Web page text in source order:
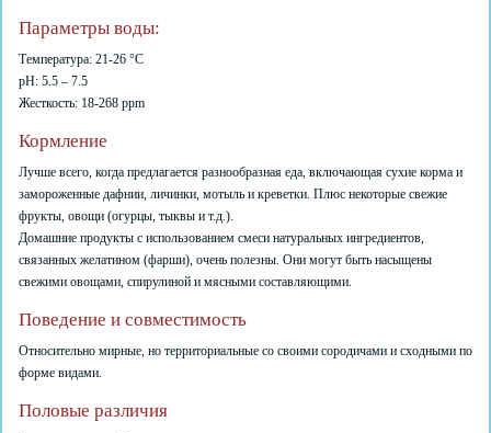
Параметры воды:
Температура: 21-26 °C
pH: 5.5 – 7.5
Жесткость: 18-268 ppm
Кормление
Лучше всего, когда предлагается разнообразная еда, включающая сухие корма и
замороженные дафнии, личинки, мотыль и креветки. Плюс некоторые свежие
фрукты, овощи (огурцы, тыквы и т.д.).
Домашние продукты с использованием смеси натуральных ингредиентов,
связанных желатином (фарши), очень полезны. Они могут быть насыщены
свежими овощами, спирулиной и мясными составляющими.
Поведение и совместимость
Относительно мирные, но территориальные со своими сородичами и сходными по
форме видами.
Половые различия